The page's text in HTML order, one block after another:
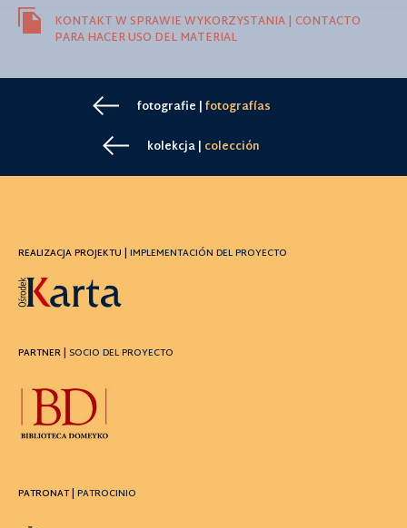
KONTAKT W SPRAWIE WYKORZYSTANIA | CONTACTO
PARA HACER USO DEL MATERIAL
fotografie |fotografías
kolekcja | colección
REALIZACJA PROJEKTU | IMPLEMENTACIÓN DEL PROYECTO
PARTNER | SOCIO DEL PROYECTO
PATRONAT | PATROCINIO